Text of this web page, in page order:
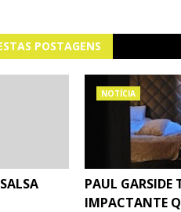
POSTAGENS
NOTÍCIA
PAUL GARSIDE
IMPACTANTE